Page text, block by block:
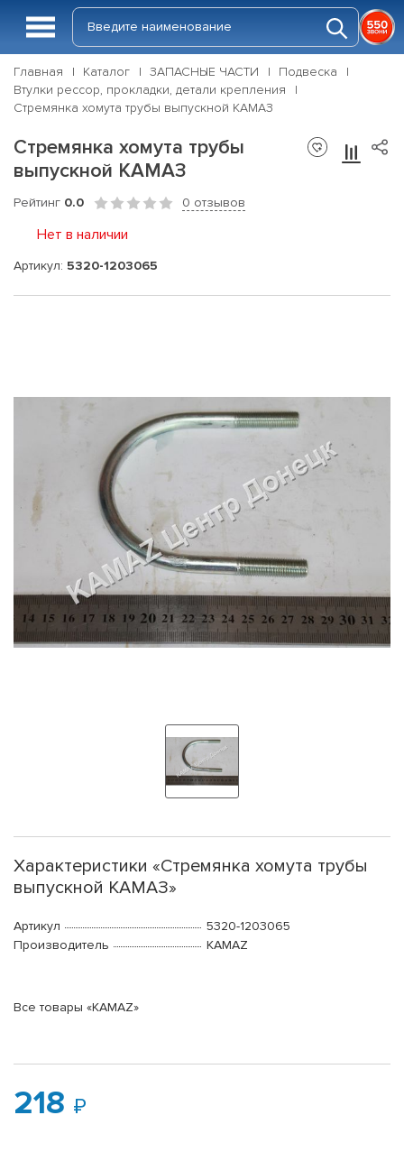
Главная Каталог ЗАПАСНЫЕ ЧАСТИ
Подвеска
Втулки рессор, прокладки, детали крепления
Стремянка хомута трубы выпускной КАМАЗ
Стремянка хомута трубы
выпускной КАМАЗ
Рейтинг 0.0 0 отзывов
Нет в наличии
Артикул: 5320-1203065
Характеристики «Стремянка хомута трубы
выпускной КАМАЗ»
Артикул
5320-1203065
Производитель
KAMAZ
Все товары «KAMAZ»
218